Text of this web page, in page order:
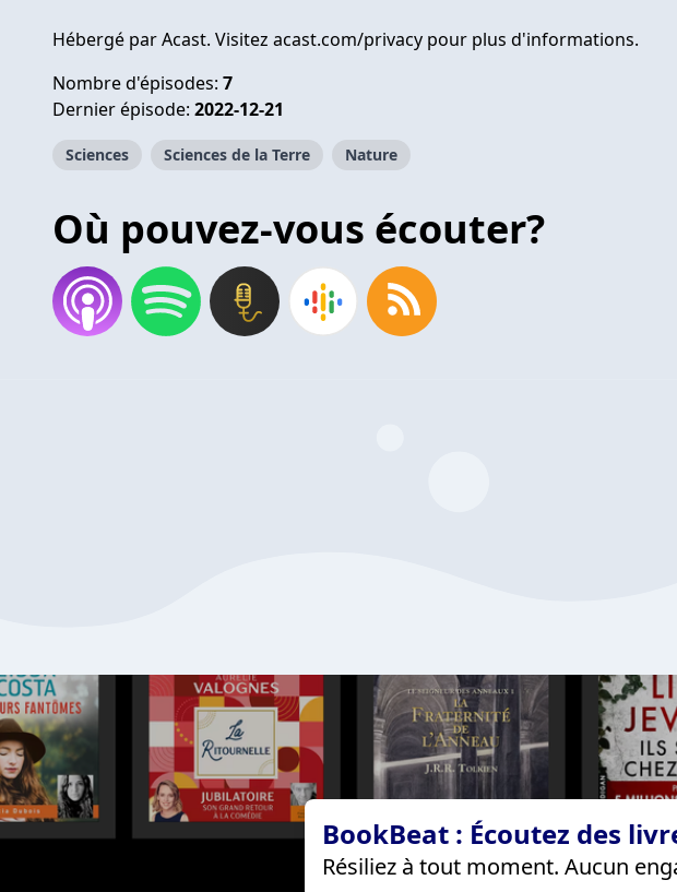
Hébergé par Acast. Visitez acast.com/privacy pour plus d'informations.
Nombre d'épisodes: 7
Dernier épisode: 2022-12-21
Sciences Sciences de la Terre Nature
Où pouvez-vous écouter?
BookBeat : Écoutez des
Résiliez à tout moment. Aucun